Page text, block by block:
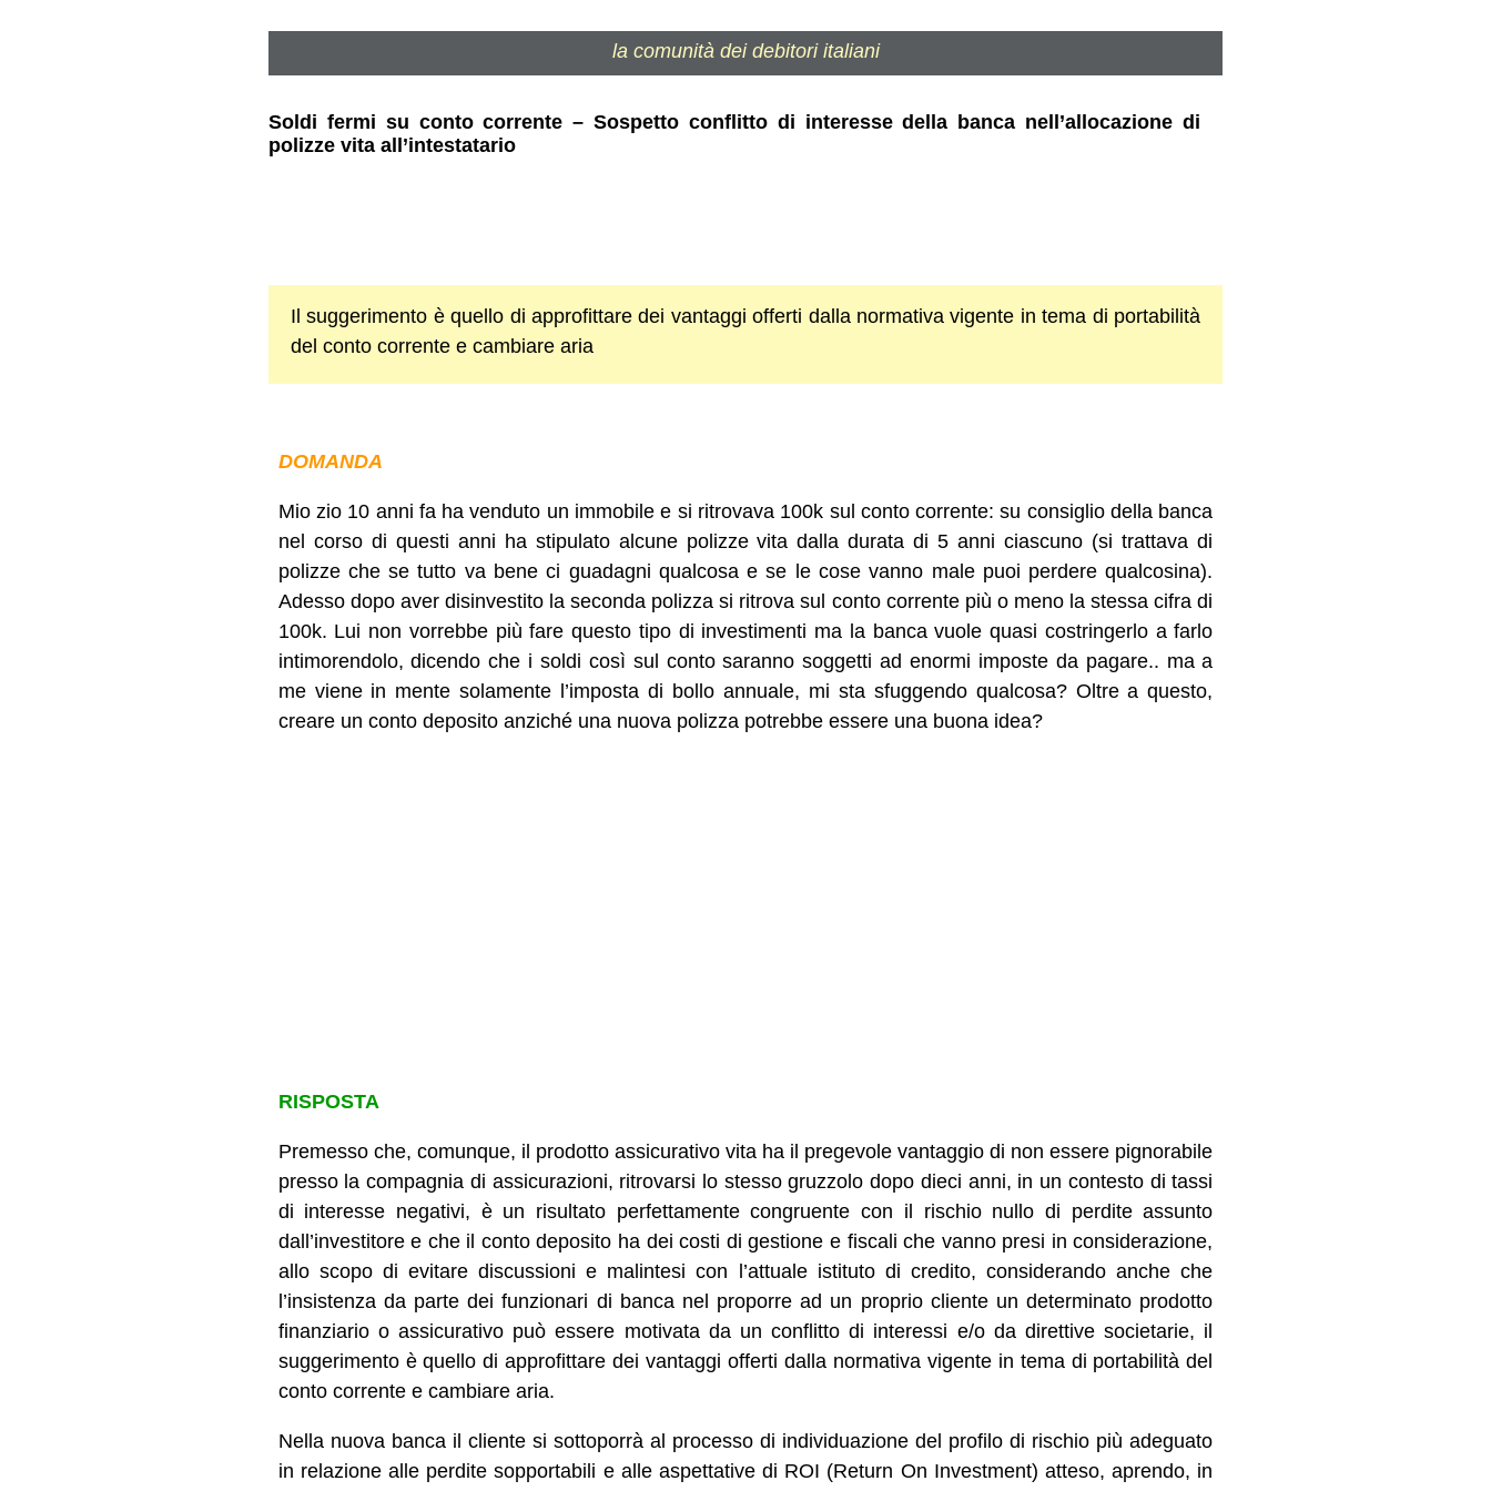
la comunità dei debitori italiani
Soldi fermi su conto corrente – Sospetto conflitto di interesse della banca nell’allocazione di
polizze vita all’intestatario
Il suggerimento è quello di approfittare dei vantaggi offerti dalla normativa vigente in tema di portabilità
del conto corrente e cambiare aria
DOMANDA
Mio zio 10 anni fa ha venduto un immobile e si ritrovava 100k sul conto corrente: su consiglio della banca
nel corso di questi anni ha stipulato alcune polizze vita dalla durata di 5 anni ciascuno (si trattava di
polizze che se tutto va bene ci guadagni qualcosa e se le cose vanno male puoi perdere qualcosina).
Adesso dopo aver disinvestito la seconda polizza si ritrova sul conto corrente più o meno la stessa cifra di
100k. Lui non vorrebbe più fare questo tipo di investimenti ma la banca vuole quasi costringerlo a farlo
intimorendolo, dicendo che i soldi così sul conto saranno soggetti ad enormi imposte da pagare.. ma a
me viene in mente solamente l’imposta di bollo annuale, mi sta sfuggendo qualcosa? Oltre a questo,
creare un conto deposito anziché una nuova polizza potrebbe essere una buona idea?
RISPOSTA
Premesso che, comunque, il prodotto assicurativo vita ha il pregevole vantaggio di non essere pignorabile
presso la compagnia di assicurazioni, ritrovarsi lo stesso gruzzolo dopo dieci anni, in un contesto di tassi
di interesse negativi, è un risultato perfettamente congruente con il rischio nullo di perdite assunto
dall’investitore e che il conto deposito ha dei costi di gestione e fiscali che vanno presi in considerazione,
allo scopo di evitare discussioni e malintesi con l’attuale istituto di credito, considerando anche che
l’insistenza da parte dei funzionari di banca nel proporre ad un proprio cliente un determinato prodotto
finanziario o assicurativo può essere motivata da un conflitto di interessi e/o da direttive societarie, il
suggerimento è quello di approfittare dei vantaggi offerti dalla normativa vigente in tema di portabilità del
conto corrente e cambiare aria.
Nella nuova banca il cliente si sottoporrà al processo di individuazione del profilo di rischio più adeguato
in relazione alle perdite sopportabili e alle aspettative di ROI (Return On Investment) atteso, aprendo, in